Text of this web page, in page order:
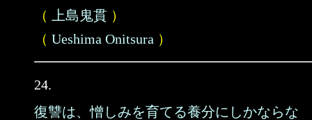
（ 上島鬼貫 ）
（ Ueshima Onitsura ）
24.
復讐は、憎しみを育てる養分にしかならな